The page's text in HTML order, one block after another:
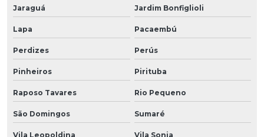
Jaraguá Jardim Bonfiglioli
Lapa Pacaembú
Perdizes Perús
Pinheiros Pirituba
Raposo Tavares Rio Pequeno
São Domingos Sumaré
Vila Leopoldina
Vila Sonia